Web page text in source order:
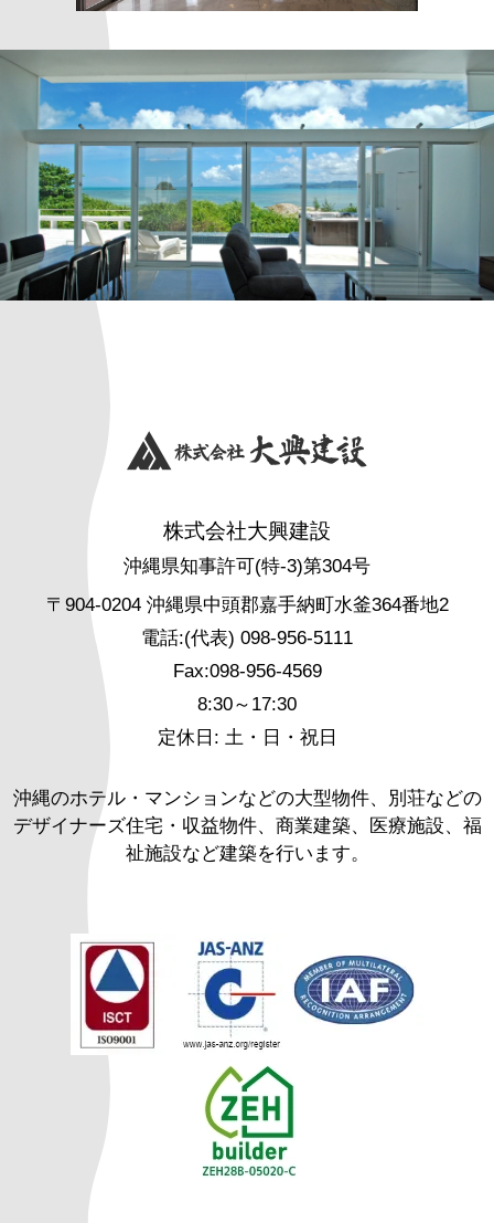
株式会社大興建設
沖縄県知事許可(特-3)第304号
〒904-0204 沖縄県中頭郡嘉手納町水釜364番地2
電話:(代表) 098-956-5111
Fax:098-956-4569
8:30～17:30
定休日: 土・日・祝日
沖縄のホテル・マンションなどの大型物件、別荘などの
デザイナーズ住宅・収益物件、商業建築、医療施設、福
祉施設など建築を行います。